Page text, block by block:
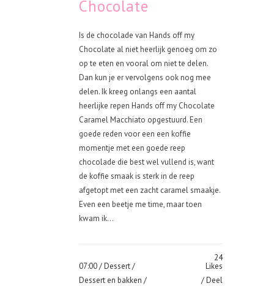
Chocolate
Is de chocolade van Hands off my
Chocolate al niet heerlijk genoeg om zo
op te eten en vooral om niet te delen.
Dan kun je er vervolgens ook nog mee
delen. Ik kreeg onlangs een aantal
heerlijke repen Hands off my Chocolate
Caramel Macchiato opgestuurd. Een
goede reden voor een een koffie
momentje met een goede reep
chocolade die best wel vullend is, want
de koffie smaak is sterk in de reep
afgetopt met een zacht caramel smaakje.
Even een beetje me time, maar toen
kwam ik...
07:00 /Dessert/
Dessert en bakken /
24
Likes
Deel